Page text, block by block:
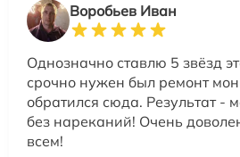
Воробьев Иван
Однозначно ставлю 5 звёзд
срочно нужен был ремонт
обратился сюда. Результат -
без нареканий! Очень
всем!